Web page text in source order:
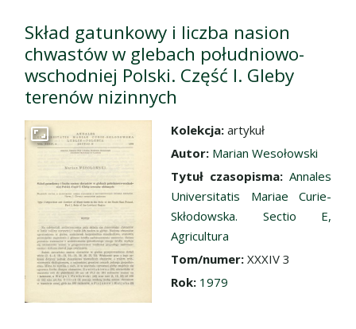
Skład gatunkowy i liczba nasion
chwastów w glebach południowo-
wschodniej Polski. Część I. Gleby
terenów nizinnych
Przejdź do zbioru
Kolekcja: artykuł
Autor: Marian Wesołowski
Tytuł czasopisma: Annales
Universitatis Mariae Curie-
Skłodowska. Sectio E,
Agricultura
Tom/numer: XXXIV 3
Rok: 1979